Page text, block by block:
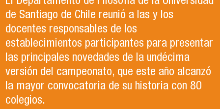
de Santiago de Chile reunió a las y los
docentes responsables de los
establecimientos participantes para presentar
las principales novedades de la undécima
versión del campeonato, que este año alcanzó
la mayor convocatoria de su historia con 80
colegios.